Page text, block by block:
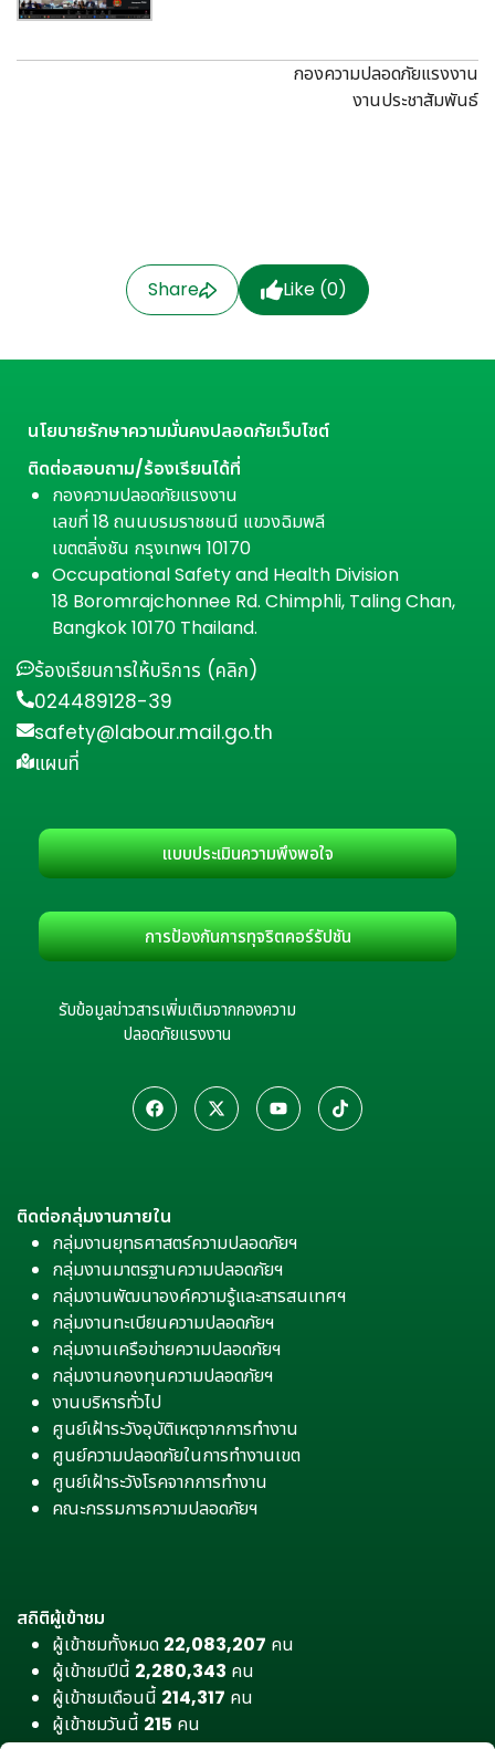
กองความปลอดภัยแรงงาน
งานประชาสัมพันธ์
Share Like (0)
นโยบายรักษาความมั่นคงปลอดภัยเว็บไซต์
ติดต่อสอบถาม/ร้องเรียนได้ที่
กองความปลอดภัยแรงงาน
เลขที่ 18 ถนนบรมราชชนนี แขวงฉิมพลี
เขตตลิ่งชัน กรุงเทพฯ 10170
Occupational Safety and Health Division
18 Boromrajchonnee Rd. Chimphli, Taling Chan,
Bangkok 10170 Thailand.
ร้องเรียนการให้บริการ (คลิก)
024489128-39
safety@labour.mail.go.th
แผนที่
แบบประเมินความพึงพอใจ
การป้องกันการทุจริตคอร์รัปชัน
รับข้อมูลข่าวสารเพิ่มเติมจากกองความ
ปลอดภัยแรงงาน
ติดต่อกลุ่มงานภายใน
กลุ่มงานยุทธศาสตร์ความปลอดภัยฯ
กลุ่มงานมาตรฐานความปลอดภัยฯ
กลุ่มงานพัฒนาองค์ความรู้และสารสนเทศฯ
กลุ่มงานทะเบียนความปลอดภัยฯ
กลุ่มงานเครือข่ายความปลอดภัยฯ
กลุ่มงานกองทุนความปลอดภัยฯ
งานบริหารทั่วไป
ศูนย์เฝ้าระวังอุบัติเหตุจากการทำงาน
ศูนย์ความปลอดภัยในการทำงานเขต
ศูนย์เฝ้าระวังโรคจากการทำงาน
คณะกรรมการความปลอดภัยฯ
สถิติผู้เข้าชม
ผู้เข้าชมทั้งหมด 22,083,207 คน
ผู้เข้าชมปีนี้ 2,280,343 คน
ผู้เข้าชมเดือนนี้ 214,317 คน
ผู้เข้าชมวันนี้ 215 คน